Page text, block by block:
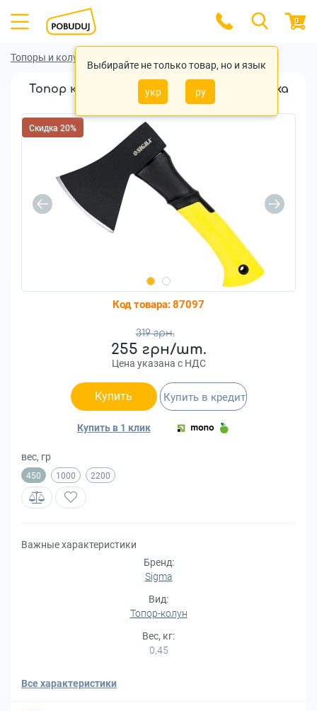
Выбирайте не только товар, но и язык
укр ру
0
Топоры и колуны
Топор колун Sigma фиберглассовая ручка
450г (4322011)
Скидка 20%
Код товара:87097
319 грн.
255 грн/шт.
Цена указана с НДС
Купить
Купить в 1 клик
Купить в кредит
вес, гр
450 1000 2200
Важные характеристики
Бренд:
Sigma
Вид:
Топор-колун
Вес, кг:
0,45
Все характеристики